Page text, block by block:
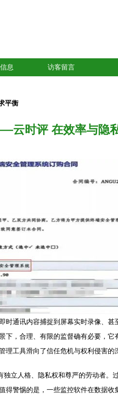
息 访客留言
平衡
云时评 在效率与隐
通讯内容捕捉到屏幕实时录像、
，合理、有限的监督确有必要，
工具滑向了信任危机与权利侵害的
立人格、隐私权和尊严的劳动者
警惕的是，一些监控软件在数据